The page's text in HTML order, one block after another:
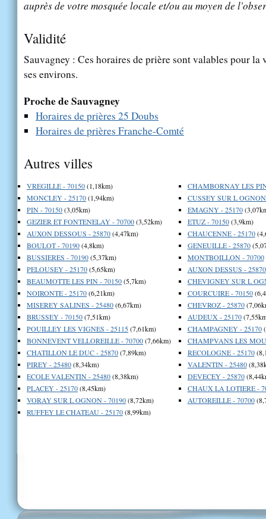
auprès de votre mosquée locale et/ou au moyen de
Validité
Sauvagney : Ces horaires de prière sont valables pour
ses environs.
Proche de Sauvagney
Horaires de prières 25 Doubs
Horaires de prières Franche-Comté
Autres villes
VREGILLE - 70150(1,18km)
MONCLEY - 25170(1,94km)
PIN - 70150(3,05km)
GEZIER ET FONTENELAY - 70700(3,52km)
AUXON DESSOUS - 25870(4,47km)
BOULOT - 70190(4,8km)
BUSSIERES - 70190(5,37km)
PELOUSEY - 25170(5,65km)
BEAUMOTTE LES PIN - 70150(5,7km)
NOIRONTE - 25170(6,21km)
MISEREY SALINES - 25480(6,67km)
BRUSSEY - 70150(7,51km)
POUILLEY LES VIGNES - 25115(7,61km)
BONNEVENT VELLOREILLE - 70700(7,66km)
CHATILLON LE DUC - 25870(7,89km)
PIREY - 25480(8,34km)
ECOLE VALENTIN - 25480(8,38km)
PLACEY - 25170(8,45km)
VORAY SUR L OGNON - 70190(8,72km)
RUFFEY LE CHATEAU - 25170(8,99km)
CHAMBORNAY LES
CUSSEY SUR L
EMAGNY - 25170
ETUZ - 70150(3,9km)
CHAUCENNE - 25170
GENEUILLE - 25870
MONTBOILLON - 70700
AUXON DESSUS - 25870
CHEVIGNEY SUR L
COURCUIRE - 70150
CHEVROZ - 25870
AUDEUX - 25170
CHAMPAGNEY - 25170
CHAMPVANS LES
RECOLOGNE - 25170
VALENTIN - 25480
DEVECEY - 25870
CHAUX LA LOTIERE -
AUTOREILLE - 70700